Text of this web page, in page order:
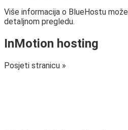
Više informacija o BlueHostu
detaljnom pregledu.
InMotion hosting
Posjeti stranicu »